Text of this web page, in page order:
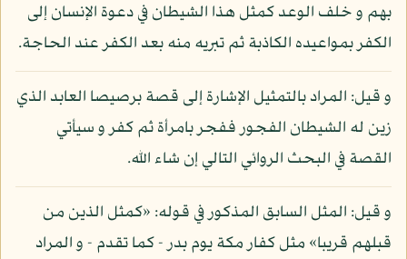
بهم و خلف الوعد كمثل هذا الشيطان في دعوة الإنسان إلى
الكفر بمواعيده الكاذبة ثم تبريه منه بعد الكفر عند الحاجة.
و قيل: المراد بالتمثيل الإشارة إلى قصة برصيصا العابد الذي
زين له الشيطان الفجور ففجر بامرأة ثم كفر و سيأتي
القصة في البحث الروائي التالي إن شاء الله.
و قيل: المثل السابق المذكور في قوله: «كمثل الذين من
قبلهم قريبا» مثل كفار مكة يوم بدر - كما تقدم - و المراد